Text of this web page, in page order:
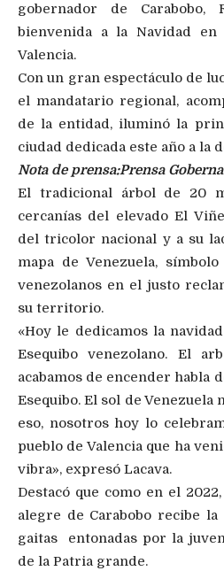
gobernador de Carabobo,
bienvenida a la Navidad
Valencia.
Con un gran espectáculo de
el mandatario regional,
de la entidad, iluminó la
ciudad dedicada este año a la
Nota de prensa:Prensa
El tradicional árbol de 20
cercanías del elevado El
del tricolor nacional y a su
mapa de Venezuela,
venezolanos en el justo
su territorio.
«Hoy le dedicamos la
Esequibo venezolano. El
acabamos de encender habla
Esequibo. El sol de Venezuela
eso, nosotros hoy lo
pueblo de Valencia que ha
vibra», expresó Lacava.
Destacó que como en el
alegre de Carabobo recibe
gaitas entonadas por la
de la Patria grande.